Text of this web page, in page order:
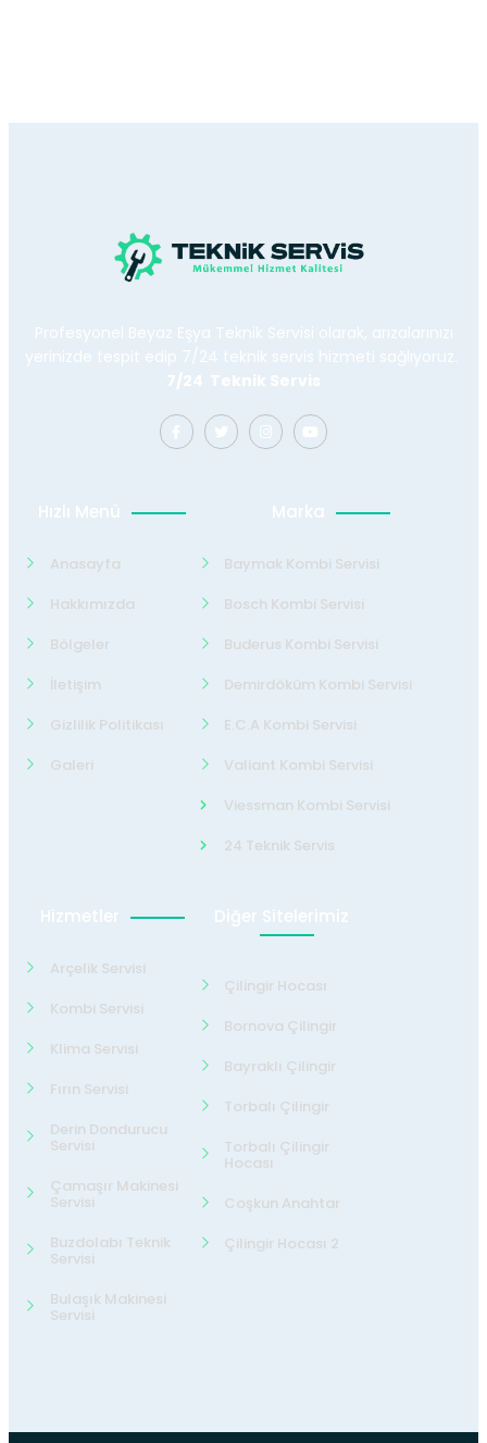
Profesyonel Beyaz Eşya Teknik Servisi olarak, arızalarınızı
yerinizde tespit edip 7/24 teknik servis hizmeti sağlıyoruz.
7/24 Teknik Servis
Hızlı Menü
Anasayfa
Hakkımızda
Bölgeler
İletişim
Gizlilik Politikası
Galeri
Marka
Baymak Kombi Servisi
Bosch Kombi Servisi
Buderus Kombi Servisi
Demirdöküm Kombi Servisi
E.C.A Kombi Servisi
Valiant Kombi Servisi
Viessman Kombi Servisi
24 Teknik Servis
Hizmetler
Arçelik Servisi
Kombi Servisi
Klima Servisi
Fırın Servisi
Derin Dondurucu
Servisi
Çamaşır Makinesi
Servisi
Buzdolabı Teknik
Servisi
Bulaşık Makinesi
Servisi
Diğer Sitelerimiz
Çilingir Hocası
Bornova Çilingir
Bayraklı Çilingir
Torbalı Çilingir
Torbalı Çilingir
Hocası
Coşkun Anahtar
Çilingir Hocası 2